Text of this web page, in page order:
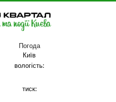
Погода
Київ
вологість:
тиск: